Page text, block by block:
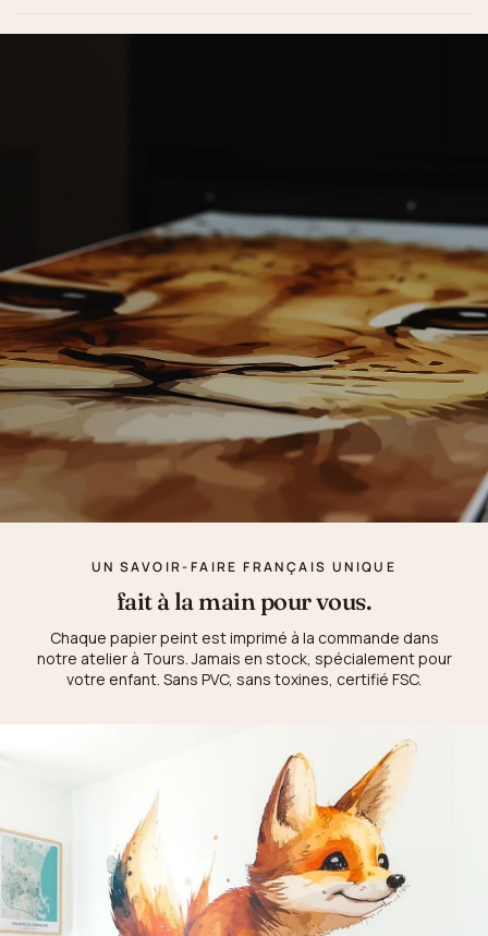
UN SAVOIR-FAIRE FRANÇAIS UNIQUE
fait à la main pour vous.
Chaque papier peint est imprimé à la commande dans
notre atelier à Tours. Jamais en stock, spécialement pour
votre enfant. Sans PVC, sans toxines, certifié FSC.